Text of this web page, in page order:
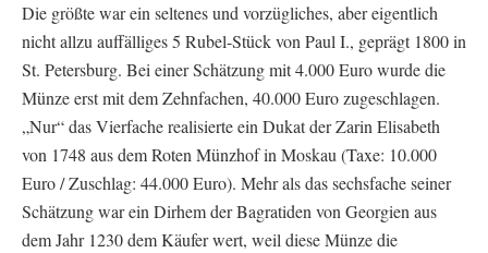
Die größte war ein seltenes und vorzügliches, aber eigentlich
nicht allzu auffälliges 5 Rubel-Stück von Paul I., geprägt 1800 in
St. Petersburg. Bei einer Schätzung mit 4.000 Euro wurde die
Münze erst mit dem Zehnfachen, 40.000 Euro zugeschlagen.
„Nur“ das Vierfache realisierte ein Dukat der Zarin Elisabeth
von 1748 aus dem Roten Münzhof in Moskau (Taxe: 10.000
Euro / Zuschlag: 44.000 Euro). Mehr als das sechsfache seiner
Schätzung war ein Dirhem der Bagratiden von Georgien aus
dem Jahr 1230 dem Käufer wert, weil diese Münze die